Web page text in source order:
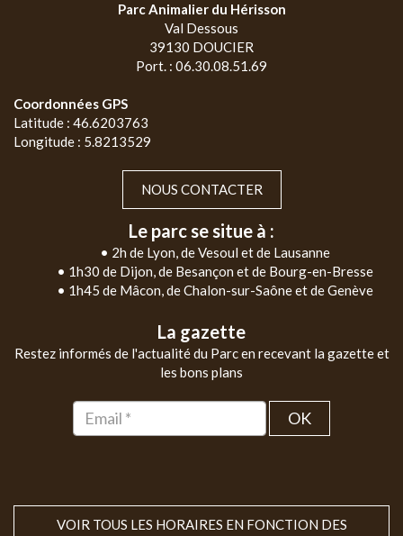
Parc Animalier du Hérisson
Val Dessous
39130 DOUCIER
Port. : 06.30.08.51.69
Coordonnées GPS
Latitude : 46.6203763
Longitude : 5.8213529
NOUS CONTACTER
Le parc se situe à :
• 2h de Lyon, de Vesoul et de Lausanne
• 1h30 de Dijon, de Besançon et de Bourg-en-Bresse
• 1h45 de Mâcon, de Chalon-sur-Saône et de Genève
La gazette
Restez informés de l'actualité du Parc en recevant la gazette et
les bons plans
OK
VOIR TOUS LES HORAIRES EN FONCTION DES